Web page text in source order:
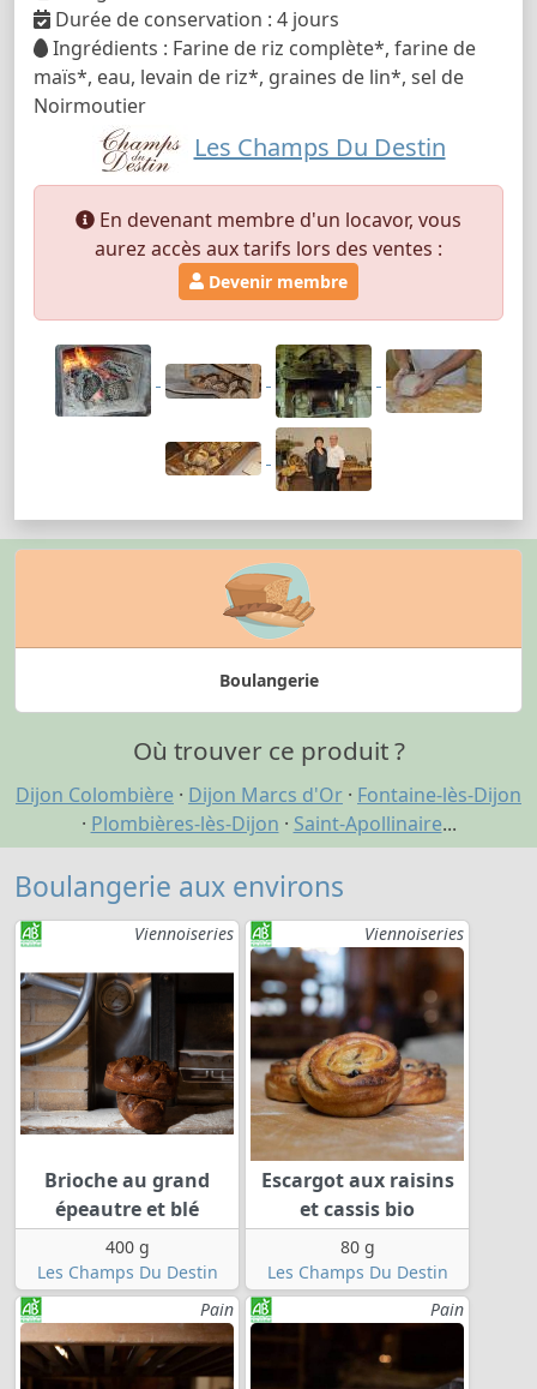
Durée de conservation : 4 jours
Ingrédients : Farine de riz complète*, farine de
maïs*, eau, levain de riz*, graines de lin*, sel de
Noirmoutier
Les Champs Du Destin
En devenant membre d'un locavor, vous
aurez accès aux tarifs lors des ventes :
Devenir membre
Boulangerie
Où trouver ce produit ?
Dijon Colombière · Dijon Marcs d'Or · Fontaine-lès-Dijon
· Plombières-lès-Dijon · Saint-Apollinaire...
Boulangerie aux environs
Viennoiseries
Brioche au grand
épeautre et blé
400 g
Les Champs Du Destin
Viennoiseries
Escargot aux raisins
et cassis bio
80 g
Les Champs Du Destin
Pain
Pain